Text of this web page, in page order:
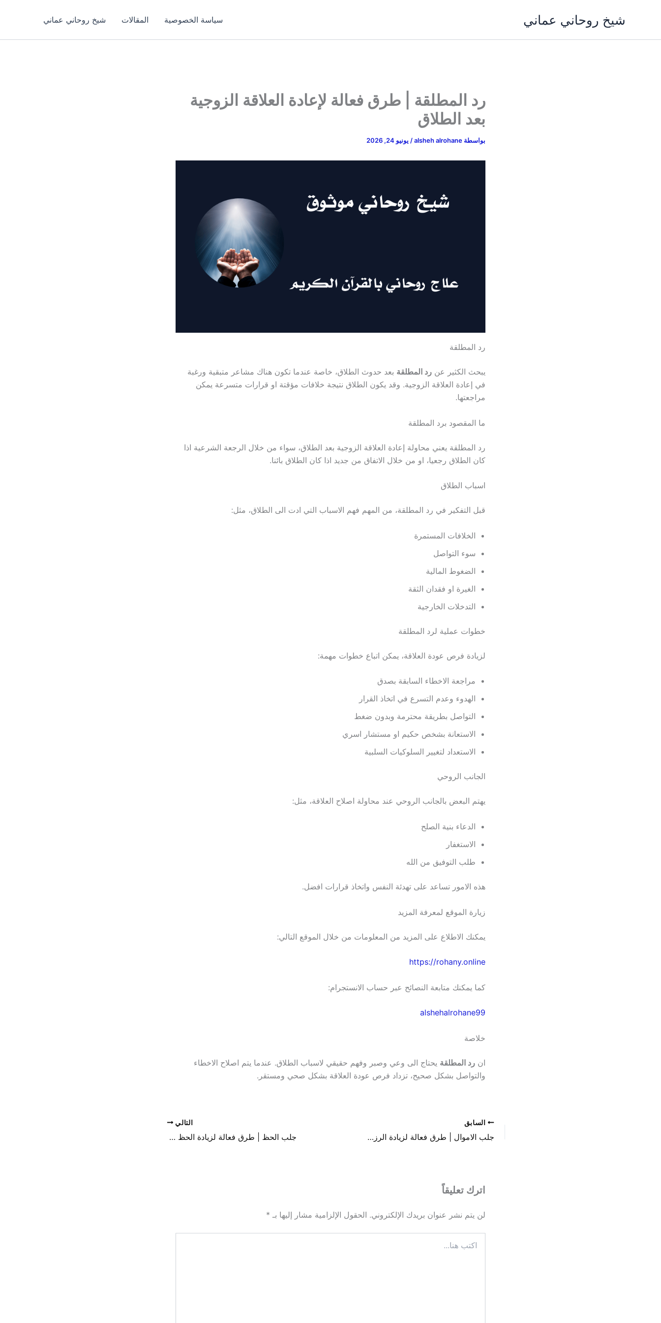
شيخ روحاني عماني سياسة الخصوصية المقالات شيخ روحاني عماني
رد المطلقة | طرق فعالة لإعادة العلاقة الزوجية
بعد الطلاق
بواسطة alsheh alrohane
/ يونيو 24, 2026
رد المطلقة
يبحث الكثير عن رد المطلقة بعد حدوث الطلاق، خاصة عندما تكون هناك مشاعر متبقية ورغبة
في إعادة العلاقة الزوجية. وقد يكون الطلاق نتيجة خلافات مؤقتة او قرارات متسرعة يمكن
مراجعتها.
ما المقصود برد المطلقة
رد المطلقة يعني محاولة إعادة العلاقة الزوجية بعد الطلاق، سواء من خلال الرجعة الشرعية اذا
كان الطلاق رجعيا، او من خلال الاتفاق من جديد اذا كان الطلاق بائنا.
اسباب الطلاق
قبل التفكير في رد المطلقة، من المهم فهم الاسباب التي ادت الى الطلاق، مثل:
الخلافات المستمرة
سوء التواصل
الضغوط المالية
الغيرة او فقدان الثقة
التدخلات الخارجية
خطوات عملية لرد المطلقة
لزيادة فرص عودة العلاقة، يمكن اتباع خطوات مهمة:
مراجعة الاخطاء السابقة بصدق
الهدوء وعدم التسرع في اتخاذ القرار
التواصل بطريقة محترمة وبدون ضغط
الاستعانة بشخص حكيم او مستشار اسري
الاستعداد لتغيير السلوكيات السلبية
الجانب الروحي
يهتم البعض بالجانب الروحي عند محاولة اصلاح العلاقة، مثل:
الدعاء بنية الصلح
الاستغفار
طلب التوفيق من الله
هذه الامور تساعد على تهدئة النفس واتخاذ قرارات افضل.
زيارة الموقع لمعرفة المزيد
يمكنك الاطلاع على المزيد من المعلومات من خلال الموقع التالي:
https://rohany.online
كما يمكنك متابعة النصائح عبر حساب الانستجرام:
alshehalrohane99
خلاصة
ان رد المطلقة يحتاج الى وعي وصبر وفهم حقيقي لاسباب الطلاق. عندما يتم اصلاح الاخطاء
والتواصل بشكل صحيح، تزداد فرص عودة العلاقة بشكل صحي ومستقر.
السابق
جلب الاموال | طرق فعالة لزيادة الرزق وتحقيق الاستقرار المالي
التالي
جلب الحظ | طرق فعالة لزيادة الحظ وتحسين فرص النجاح
اترك تعليقاً
لن يتم نشر عنوان بريدك الإلكتروني. الحقول الإلزامية مشار إليها بـ *
هنا...